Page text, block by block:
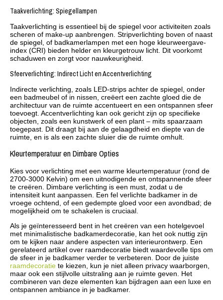
Taakverlichting: Spiegellampen
Taakverlichting is essentieel bij de spiegel voor activiteiten zoals
scheren of make-up aanbrengen. Stripverlichting boven of naast
de spiegel, of badkamerlampen met een hoge kleurweergave-
index (CRI) bieden helder en kleurgetrouw licht. Dit voorkomt
schaduwen en zorgt voor nauwkeurigheid.
Sfeerverlichting: Indirect Licht en Accentverlichting
Indirecte verlichting, zoals LED-strips achter de spiegel, onder
een badmeubel of in nissen, creëert een zachte gloed die de
architectuur van de ruimte accentueert en een ontspannen sfeer
toevoegt. Accentverlichting kan ook gericht zijn op specifieke
objecten, zoals een kunstwerk of een plant – mits spaarzaam
toegepast. Dit draagt bij aan de gelaagdheid en diepte van de
ruimte, en is als een zachte sluier die de ruimte omhult.
Kleurtemperatuur en Dimbare Opties
Kies voor verlichting met een warme kleurtemperatuur (rond de
2700-3000 Kelvin) om een uitnodigende en ontspannende sfeer
te creëren. Dimbare verlichting is een must, zodat u de
intensiteit kunt aanpassen. Een fel verlichte badkamer in de
vroege ochtend, of een gedempte gloed voor een avondbad; de
mogelijkheid om te schakelen is cruciaal.
Als je geïnteresseerd bent in het creëren van een hotelgevoel
met minimalistische badkamerdecoratie, kan het ook nuttig zijn
om te kijken naar andere aspecten van interieurontwerp. Een
gerelateerd artikel over raamdecoratie biedt waardevolle tips om
de sfeer in je badkamer verder te verbeteren. Door de juiste
raamdecoratie te kiezen, kun je niet alleen privacy waarborgen,
maar ook een stijlvolle uitstraling aan je ruimte geven. Het
combineren van deze elementen kan bijdragen aan een luxe en
ontspannen ambiance in je badkamer.